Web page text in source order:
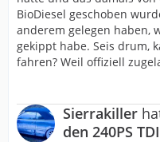
BioDiesel geschoben
anderem gelegen haben,
gekippt habe. Seis drum,
fahren? Weil offiziell
Sierrakiller
den 240PS